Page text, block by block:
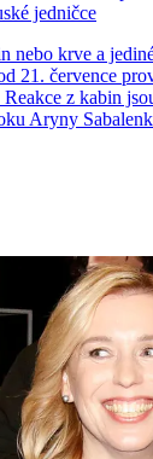
jedničce
nebo krve a
21. července
z kabin
Aryny